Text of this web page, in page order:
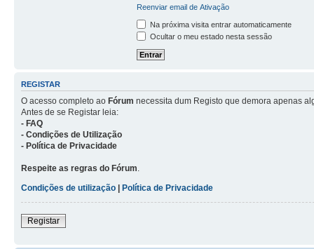
Reenviar email de Ativação
Na próxima visita entrar automaticamente
Ocultar o meu estado nesta sessão
REGISTAR
O acesso completo ao Fórum necessita dum Registo que demora apenas
Antes de se Registar leia:
- FAQ
- Condições de Utilização
- Política de Privacidade
Respeite as regras do Fórum
Condições de utilização | Política de Privacidade
Registar